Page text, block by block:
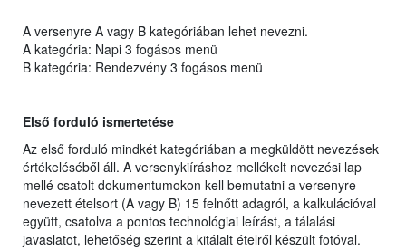
A versenyre A vagy B kategóriában lehet nevezni.
A kategória: Napi 3 fogásos menü
B kategória: Rendezvény 3 fogásos menü
Első forduló ismertetése
Az első forduló mindkét kategóriában a megküldött nevezések
értékeléséből áll. A versenykiíráshoz mellékelt nevezési lap
mellé csatolt dokumentumokon kell bemutatni a versenyre
nevezett ételsort (A vagy B) 15 felnőtt adagról, a kalkulációval
együtt, csatolva a pontos technológiai leírást, a tálalási
javaslatot, lehetőség szerint a kitálalt ételről készült fotóval.